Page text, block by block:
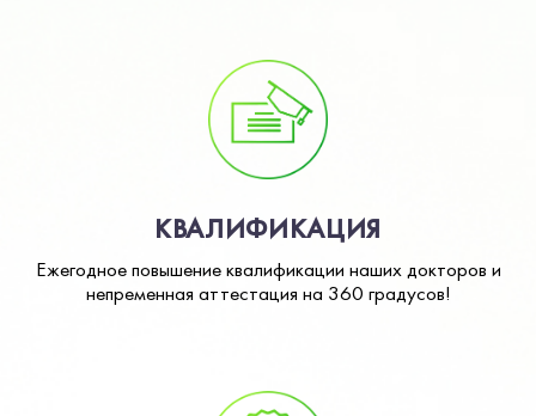
КВАЛИФИКАЦИЯ
Ежегодное повышение квалификации наших докторов и
непременная аттестация на 360 градусов!